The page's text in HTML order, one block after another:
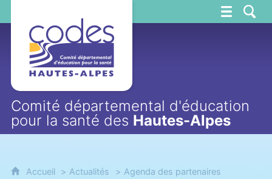
Comité départemental d'éducation
pour la santé des Hautes-Alpes
Accueil Actualités
Agenda des partenaires